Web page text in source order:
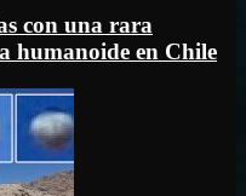
con una rara
humanoide en Chile